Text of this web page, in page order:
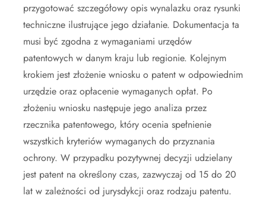
przygotować szczegółowy opis wynalazku oraz rysunki
techniczne ilustrujące jego działanie. Dokumentacja ta
musi być zgodna z wymaganiami urzędów
patentowych w danym kraju lub regionie. Kolejnym
krokiem jest złożenie wniosku o patent w odpowiednim
urzędzie oraz opłacenie wymaganych opłat. Po
złożeniu wniosku następuje jego analiza przez
rzecznika patentowego, który ocenia spełnienie
wszystkich kryteriów wymaganych do przyznania
ochrony. W przypadku pozytywnej decyzji udzielany
jest patent na określony czas, zazwyczaj od 15 do 20
lat w zależności od jurysdykcji oraz rodzaju patentu.